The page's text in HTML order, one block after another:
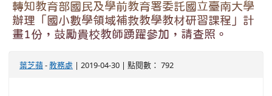
轉知教育部國民及學前教育署委託國立臺南大學
辦理「國小數學領域補救教學教材研習課程」計
畫1份，鼓勵貴校教師踴躍參加，請查照。
葉芝蘋 -教務處 | 2019-04-30 | 點閱數： 792